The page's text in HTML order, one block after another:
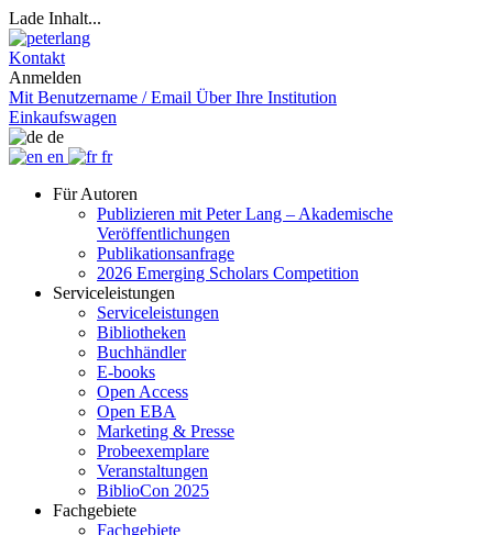
Lade Inhalt...
Kontakt
Anmelden
Mit Benutzername / Email Über Ihre Institution
Einkaufswagen
de
en
fr
Für Autoren
Publizieren mit Peter Lang – Akademische
Veröffentlichungen
Publikationsanfrage
2026 Emerging Scholars Competition
Serviceleistungen
Serviceleistungen
Bibliotheken
Buchhändler
E-books
Open Access
Open EBA
Marketing & Presse
Probeexemplare
Veranstaltungen
BiblioCon 2025
Fachgebiete
Fachgebiete